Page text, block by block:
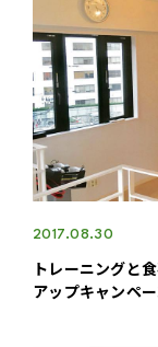
2017.08.30
トレーニングと
アップキャンペ